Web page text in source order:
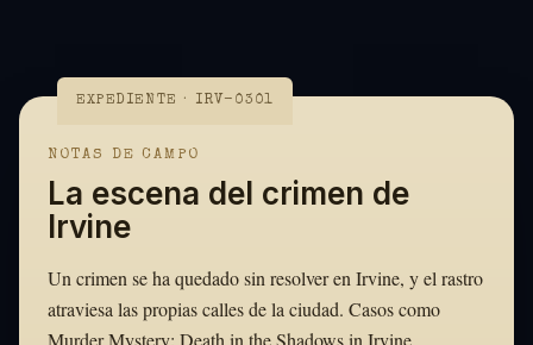
EXPEDIENTE · IRV-0301
NOTAS DE CAMPO
La escena del crimen de
Irvine
Un crimen se ha quedado sin resolver en Irvine, y el rastro
atraviesa las propias calles de la ciudad. Casos como
Murder Mystery: Death in the Shadows in Irvine